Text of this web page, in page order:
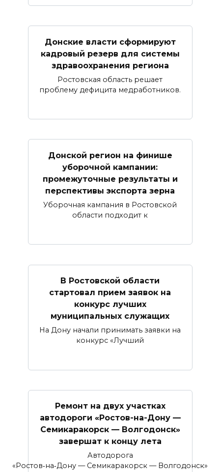
Донские власти сформируют
кадровый резерв для системы
здравоохранения региона
Ростовская область решает
проблему дефицита медработников.
Донской регион на финише
уборочной кампании:
промежуточные результаты и
перспективы экспорта зерна
Уборочная кампания в Ростовской
области подходит к
В Ростовской области
стартовал прием заявок на
конкурс лучших
муниципальных служащих
На Дону начали принимать заявки на
конкурс «Лучший
Ремонт на двух участках
автодороги «Ростов-на-Дону —
Семикаракорск — Волгодонск»
завершат к концу лета
Автодорога
«Ростов‑на‑Дону — Семикаракорск — Волгодонск»